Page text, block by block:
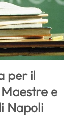
per il
e
Napoli